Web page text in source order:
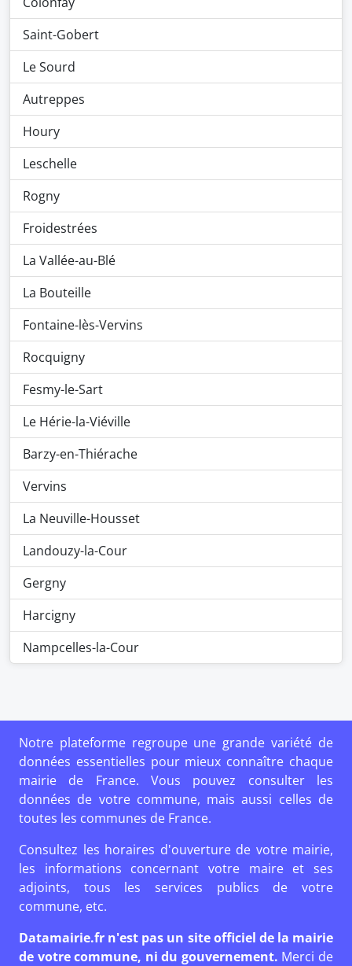
Saint-Gobert
Le Sourd
Autreppes
Houry
Leschelle
Rogny
Froidestrées
La Vallée-au-Blé
La Bouteille
Fontaine-lès-Vervins
Rocquigny
Fesmy-le-Sart
Le Hérie-la-Viéville
Barzy-en-Thiérache
Vervins
La Neuville-Housset
Landouzy-la-Cour
Gergny
Harcigny
Nampcelles-la-Cour
Notre plateforme regroupe une grande variété de
données essentielles pour mieux connaître chaque
mairie de France. Vous pouvez consulter les
données de votre commune, mais aussi celles de
toutes les communes de France.
Consultez les horaires d'ouverture de votre mairie,
les informations concernant votre maire et ses
adjoints, tous les services publics de votre
commune, etc.
Datamairie.fr n'est pas un site officiel de la mairie
de votre commune, ni du gouvernement. Merci de